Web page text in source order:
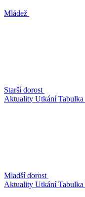
Mládež
Starší dorost
Aktuality UtkáníTabulka
Mladší dorost
Aktuality UtkáníTabulka